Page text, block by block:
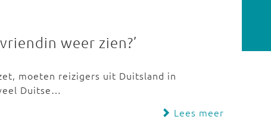
weer zien?’
moeten reizigers uit Duitsland in
Duitse…
Lees meer